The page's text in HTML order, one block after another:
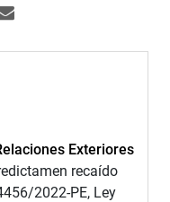
Exteriores
recaído
2022-PE, Ley